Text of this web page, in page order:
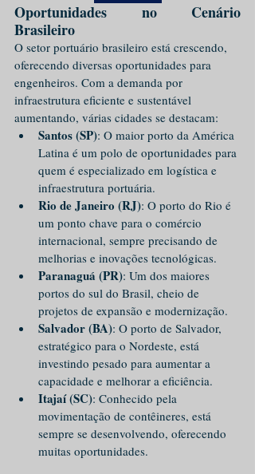
Oportunidades no Cenário
Brasileiro
O setor portuário brasileiro está crescendo,
oferecendo diversas oportunidades para
engenheiros. Com a demanda por
infraestrutura eficiente e sustentável
aumentando, várias cidades se destacam:
Santos (SP): O maior porto da América
Latina é um polo de oportunidades para
quem é especializado em logística e
infraestrutura portuária.
Rio de Janeiro (RJ): O porto do Rio é
um ponto chave para o comércio
internacional, sempre precisando de
melhorias e inovações tecnológicas.
Paranaguá (PR): Um dos maiores
portos do sul do Brasil, cheio de
projetos de expansão e modernização.
Salvador (BA): O porto de Salvador,
estratégico para o Nordeste, está
investindo pesado para aumentar a
capacidade e melhorar a eficiência.
Itajaí (SC): Conhecido pela
movimentação de contêineres, está
sempre se desenvolvendo, oferecendo
muitas oportunidades.